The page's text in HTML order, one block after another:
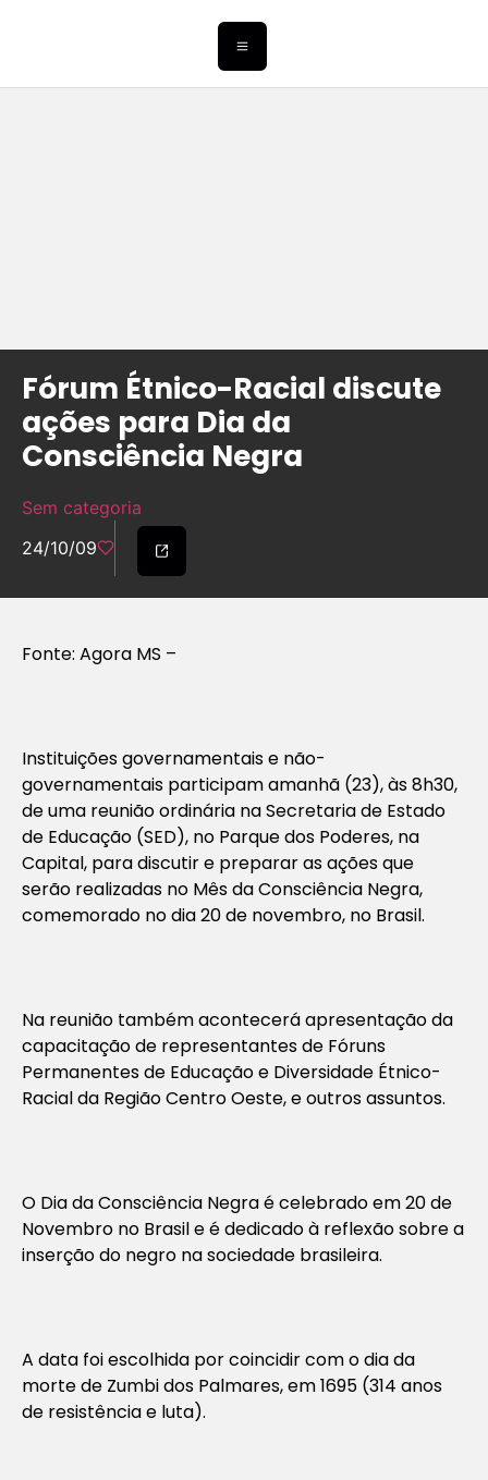
Fórum Étnico-Racial discute
ações para Dia da
Consciência Negra
Sem categoria
24/10/09
Fonte: Agora MS –
Instituições governamentais e não-
governamentais participam amanhã (23), às 8h30,
de uma reunião ordinária na Secretaria de Estado
de Educação (SED), no Parque dos Poderes, na
Capital, para discutir e preparar as ações que
serão realizadas no Mês da Consciência Negra,
comemorado no dia 20 de novembro, no Brasil.
Na reunião também acontecerá apresentação da
capacitação de representantes de Fóruns
Permanentes de Educação e Diversidade Étnico-
Racial da Região Centro Oeste, e outros assuntos.
O Dia da Consciência Negra é celebrado em 20 de
Novembro no Brasil e é dedicado à reflexão sobre a
inserção do negro na sociedade brasileira.
A data foi escolhida por coincidir com o dia da
morte de Zumbi dos Palmares, em 1695 (314 anos
de resistência e luta).